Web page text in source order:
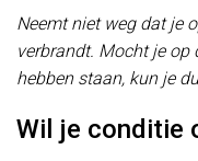
Neemt niet weg dat je
verbrandt. Mocht je
hebben staan, kun je
Wil je conditie